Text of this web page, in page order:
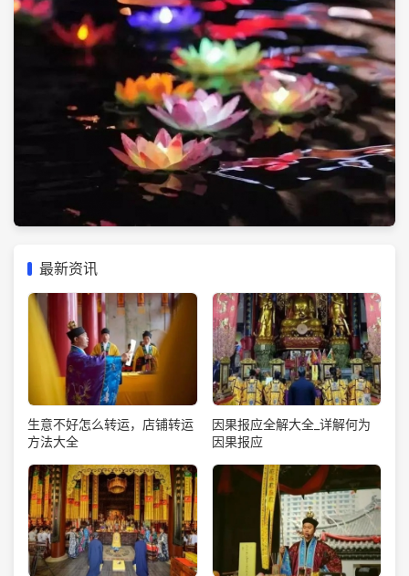
最新资讯
生意不好怎么转运，店铺转运
方法大全
因果报应全解大全_详解何为
因果报应